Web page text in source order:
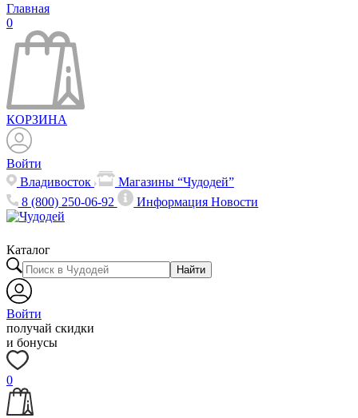
Главная
0
КОРЗИНА
Войти
Владивосток
Магазины “Чудодей”
8 (800) 250-06-92
ИнформацияНовости
Каталог
Найти
Войти
получай скидки
и бонусы
0